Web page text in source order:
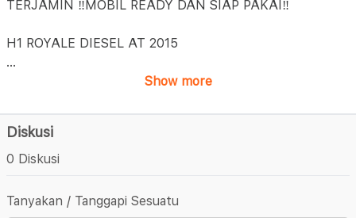
TERJAMIN ‼️MOBIL READY DAN SIAP PAKAI‼️
H1 ROYALE DIESEL AT 2015
...
Show more
Diskusi
0 Diskusi
Tanyakan / Tanggapi Sesuatu